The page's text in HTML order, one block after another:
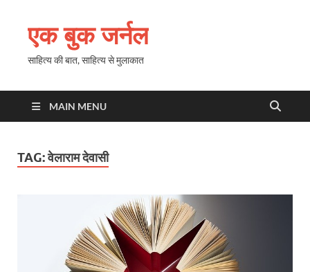
एक बुक जर्नल
साहित्य की बात, साहित्य से मुलाकात
MAIN MENU
TAG:वेलाराम देवासी